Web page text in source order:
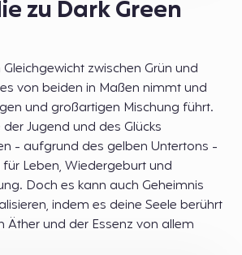
zu Dark Green
zwischen Grün und
von beiden in Maßen nimmt und
und großartigen Mischung führt.
Jugend und des Glücks
- aufgrund des gelben Untertons -
Leben, Wiedergeburt und
Doch es kann auch Geheimnis
indem es deine Seele berührt
Äther und der Essenz von allem